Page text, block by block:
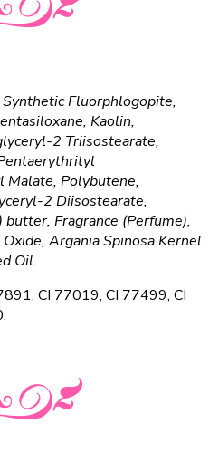
Synthetic Fluorphlogopite,
Kaolin,
2 Triisostearate,
Malate, Polybutene,
2 Diisostearate,
Fragrance (Perfume),
Argania Spinosa Kernel
Oil.
CI 77019, CI 77499, CI